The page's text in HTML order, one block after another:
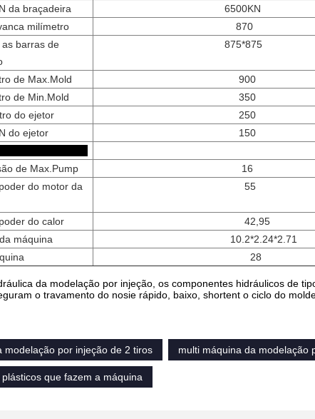
da braçadeira
6500KN
milímetro
870
barras de
875*875
de Max.Mold
900
de Min.Mold
350
do ejetor
250
do ejetor
150
de Max.Pump
16
do motor da
55
do calor
42,95
máquina
10.2*2.24*2.71
28
da modelação por injeção, os componentes hidráulicos de
o travamento do nosie rápido, baixo, shortent o ciclo do
modelação por injeção de 2 tiros
multi máquina da modelação
que fazem a máquina